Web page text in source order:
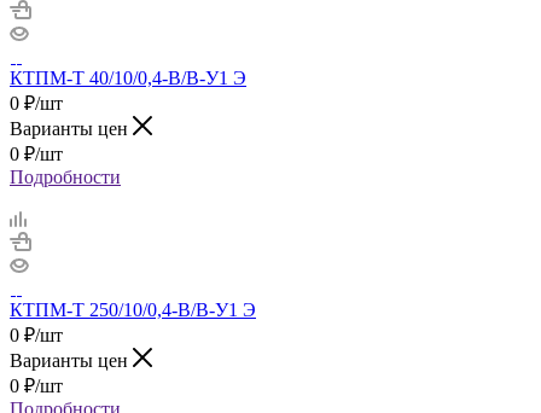
КТПМ-Т 40/10/0,4-В/В-У1 Э
0 ₽/шт
Варианты цен
0 ₽/шт
Подробности
КТПМ-Т 250/10/0,4-В/В-У1 Э
0 ₽/шт
Варианты цен
0 ₽/шт
Подробности